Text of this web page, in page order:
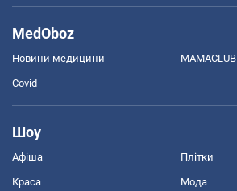
MedOboz
Новини медицини MAMACLUB
Covid
Шоу
Афіша Плітки
Краса Мода